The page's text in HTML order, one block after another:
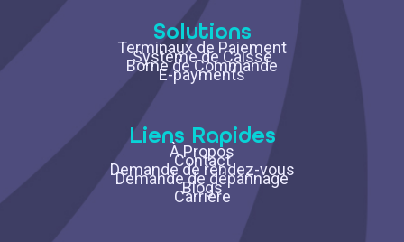
Solutions
Terminaux de Paiement
Système de Caisse
Borne de Commande
E-payments
Liens Rapides
À Propos
Contact
Demande de rendez-vous
Demande de dépannage
Blogs
Carrière